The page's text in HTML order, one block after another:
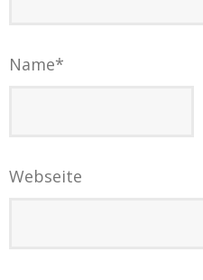
Name*
Webseite